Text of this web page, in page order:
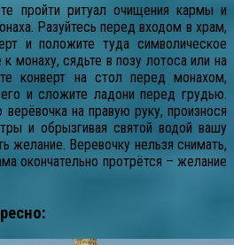
пройти ритуал очищения кармы и
Разуйтесь перед входом в храм,
и положите туда символическое
монаху, сядьте в позу лотоса или на
конверт на стол перед монахом,
и сложите ладони перед грудью.
на правую руку, произнося
и обрызгивая святой водой вашу
желание. Веревочку нельзя снимать,
окончательно протрётся – желание